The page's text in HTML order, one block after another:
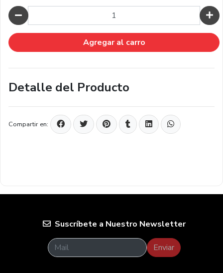
Cantidad
Agregar al carro
Detalle del Producto
Compartir en:
Suscríbete a Nuestro Newsletter
Enviar